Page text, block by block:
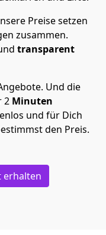
Preise setzen
zusammen.
transparent
Und die
2 Minuten
und für Dich
den Preis.
erhalten